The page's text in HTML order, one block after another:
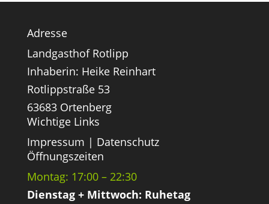
Adresse
Landgasthof Rotlipp
Inhaberin: Heike Reinhart
Rotlippstraße 53
63683 Ortenberg
Wichtige Links
Impressum | Datenschutz
Öffnungszeiten
Montag: 17:00 – 22:30
Dienstag + Mittwoch: Ruhetag